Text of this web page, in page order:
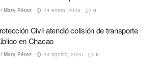
Mary Pérez 14 enero, 2026 0
Civil atendió colisión de transporte
en Chacao
Mary Pérez 14 agosto, 2025 0